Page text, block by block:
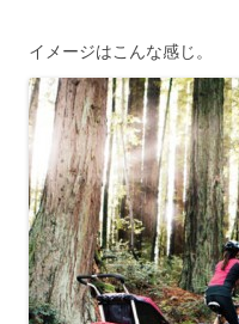
イメージはこんな感じ。